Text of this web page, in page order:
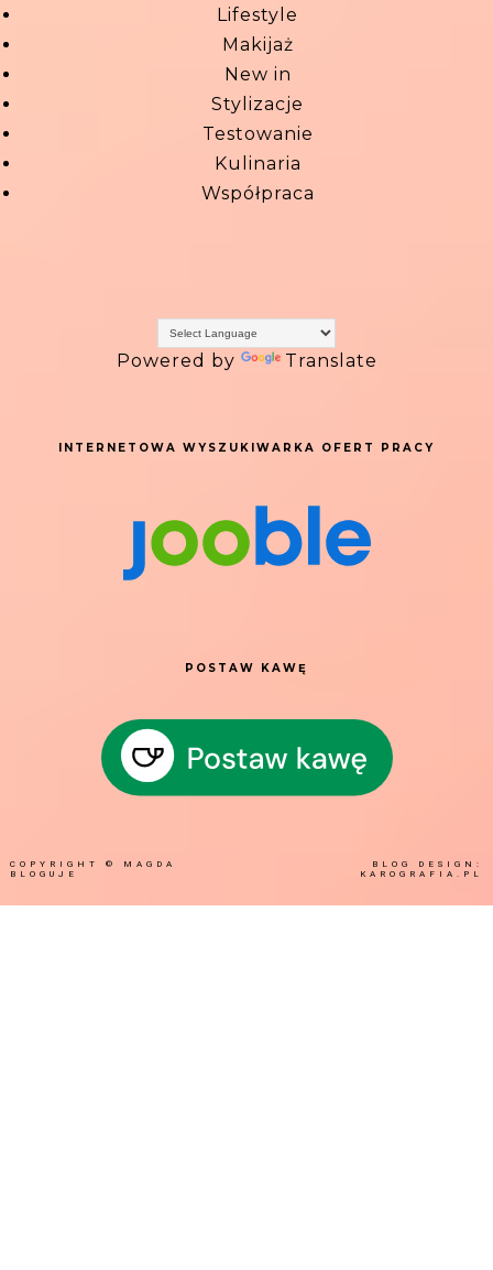
Lifestyle
Makijaż
New in
Stylizacje
Testowanie
Kulinaria
Współpraca
Powered by Translate
INTERNETOWA WYSZUKIWARKA OFERT PRACY
POSTAW KAWĘ
COPYRIGHT ©
MAGDA
BLOGUJE
BLOG DESIGN:
KAROGRAFIA.PL